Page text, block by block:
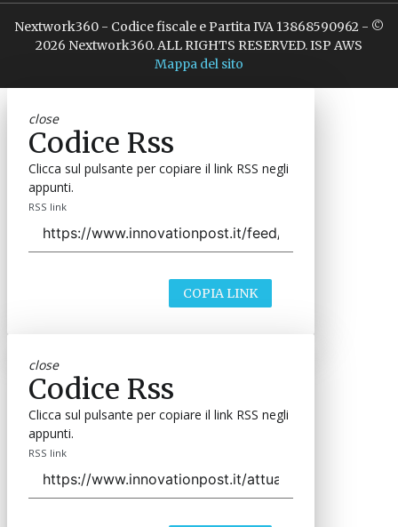
Nextwork360 - Codice fiscale e Partita IVA 13868590962 - ©
2026 Nextwork360. ALL RIGHTS RESERVED. ISP AWS
Mappa del sito
close
Codice Rss
Clicca sul pulsante per copiare il link RSS negli
appunti.
RSS link
COPIA LINK
close
Codice Rss
Clicca sul pulsante per copiare il link RSS negli
appunti.
RSS link